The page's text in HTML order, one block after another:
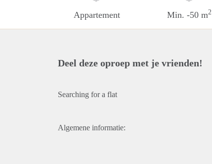
Appartement Min. -50 m2
Deel deze oproep met je vrienden!
Searching for a flat
Algemene informatie: